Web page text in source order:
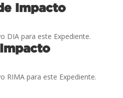
Impacto
DIA para este Expediente.
RIMA para este Expediente.